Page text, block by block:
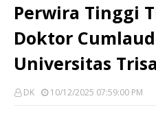
Perwira Tinggi
Doktor
Universitas
DK 10/12/2025 07:59:00 PM